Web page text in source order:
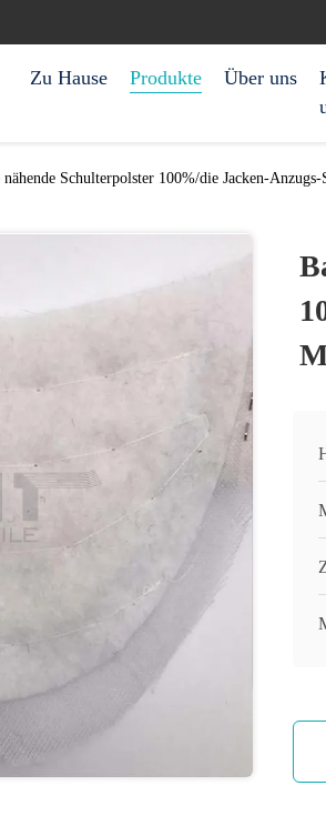
Zu Hause Produkte Über uns
Schulterpolster 100%/die Jacken-